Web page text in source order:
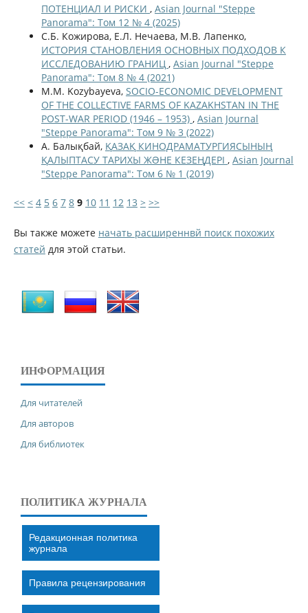
ПОТЕНЦИАЛ И РИСКИ , Asian Journal "Steppe
Panorama": Том 12 № 4 (2025)
С.Б. Кожирова, Е.Л. Нечаева, М.В. Лапенко,
ИСТОРИЯ СТАНОВЛЕНИЯ ОСНОВНЫХ ПОДХОДОВ К
ИССЛЕДОВАНИЮ ГРАНИЦ , Asian Journal "Steppe
Panorama": Том 8 № 4 (2021)
M.M. Kozybayeva, SOCIO-ECONOMIC DEVELOPMENT
OF THE COLLECTIVE FARMS OF KAZAKHSTAN IN THE
POST-WAR PERIOD (1946 – 1953) , Asian Journal
"Steppe Panorama": Том 9 № 3 (2022)
А. Балықбай, ҚАЗАҚ КИНОДРАМАТУРГИЯСЫНЫҢ
ҚАЛЫПТАСУ ТАРИХЫ ЖƏНЕ КЕЗЕҢДЕРІ , Asian Journal
"Steppe Panorama": Том 6 № 1 (2019)
<< < 4 5 6 7 8 9 10 11 12 13 > >>
Вы также можете начать расширеннвй поиск похожих
статей для этой статьи.
ИНФОРМАЦИЯ
Для читателей
Для авторов
Для библиотек
ПОЛИТИКА ЖУРНАЛА
Редакционная политика
журнала
Правила рецензирования